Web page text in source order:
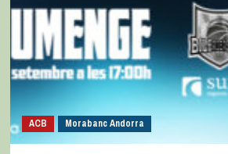
ACB Morabanc Andorra